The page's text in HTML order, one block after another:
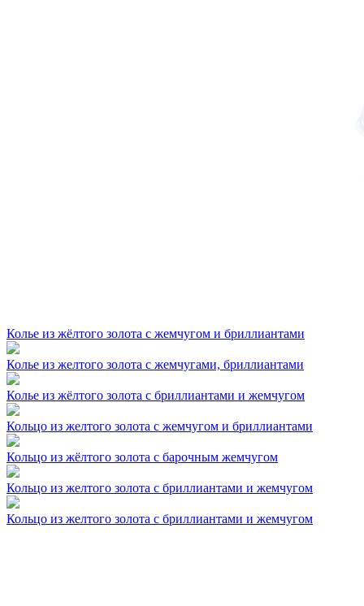
Колье из жёлтого золота с жемчугом и бриллиантами
Колье из желтого золота с жемчугами, бриллиантами
Колье из жёлтого золота с бриллиантами и жемчугом
Кольцо из желтого золота с жемчугом и бриллиантами
Кольцо из жёлтого золота с барочным жемчугом
Кольцо из желтого золота с бриллиантами и жемчугом
Кольцо из желтого золота с бриллиантами и жемчугом